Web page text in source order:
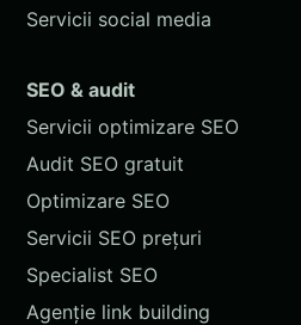
Servicii social media
SEO & audit
Servicii optimizare SEO
Audit SEO gratuit
Optimizare SEO
Servicii SEO prețuri
Specialist SEO
Agenție link building